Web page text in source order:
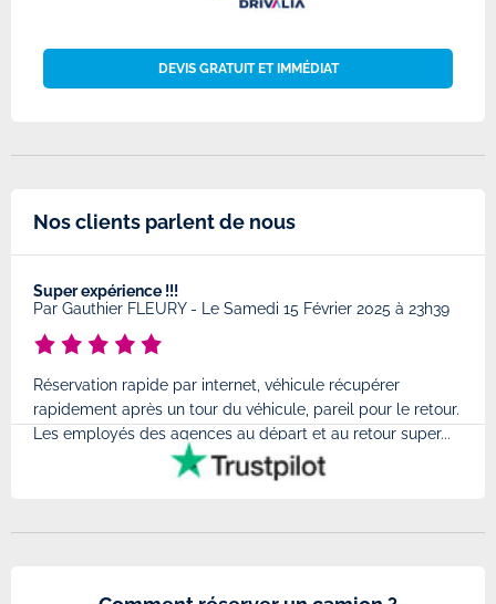
DEVIS GRATUIT ET IMMÉDIAT
Nos clients parlent de nous
Super expérience !!!
Par Gauthier FLEURY- Le Samedi 15 Février 2025 à 23h39
Réservation rapide par internet, véhicule récupérer
rapidement après un tour du véhicule, pareil pour le retour.
Les employés des agences au départ et au retour super...